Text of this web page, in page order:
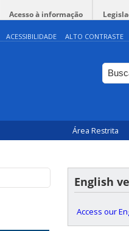
Acesso à informação
ACESSIBILIDADE ALTO CONTRASTE
Área Restrita
English
Access our